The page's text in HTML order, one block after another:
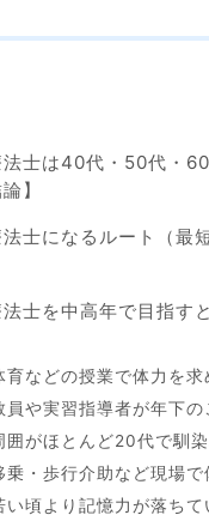
法士は40代・50代・
】
士になるルート（最
士を中高年で目指す
などの授業で体力を求
や実習指導者が年下の
がほとんど20代で馴染
・歩行介助など現場で
頃より記憶力が落ちて